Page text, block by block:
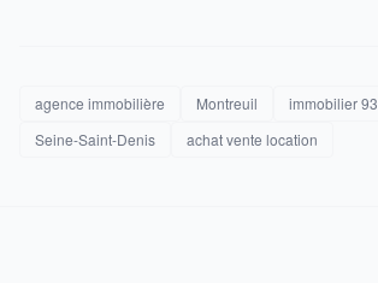
agence immobilière Montreuil
immobilier 93
Seine-Saint-Denis
achat vente location